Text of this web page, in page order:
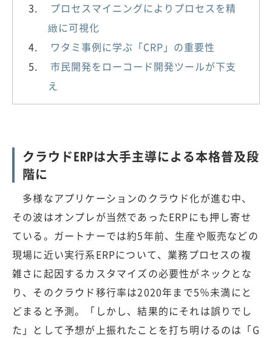
プロセスマイニングによりプロセスを精
緻に可視化
ワタミ事例に学ぶ「CRP」の重要性
市民開発をローコード開発ツールが下支
え
クラウドERPは大手主導による本格普及段
階に
多様なアプリケーションのクラウド化が進む中、
その波はオンプレが当然であったERPにも押し寄せ
ている。ガートナーでは約5年前、生産や販売などの
現場に近い実行系ERPについて、業務プロセスの複
雑さに起因するカスタマイズの必要性がネックとな
り、そのクラウド移行率は2020年まで5％未満にと
どまると予測。「しかし、結果的にそれは誤りでし
た」として予想が上振れたことを打ち明けるのは「G